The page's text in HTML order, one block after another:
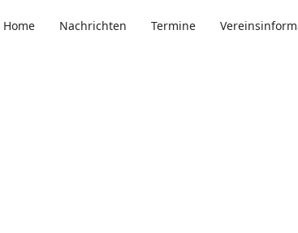
Home Nachrichten Termine